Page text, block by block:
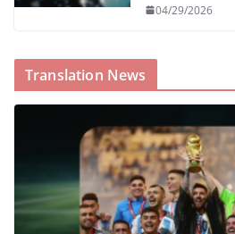
04/29/2026
Translation News